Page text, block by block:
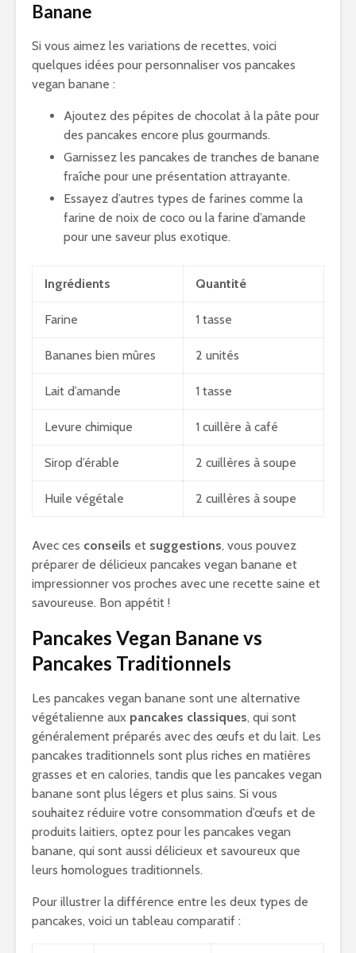
Banane
Si vous aimez les variations de recettes, voici
quelques idées pour personnaliser vos pancakes
vegan banane :
Ajoutez des pépites de chocolat à la pâte pour
des pancakes encore plus gourmands.
Garnissez les pancakes de tranches de banane
fraîche pour une présentation attrayante.
Essayez d’autres types de farines comme la
farine de noix de coco ou la farine d’amande
pour une saveur plus exotique.
Ingrédients Quantité
Farine 1 tasse
Bananes bien mûres 2 unités
Lait d’amande 1 tasse
Levure chimique 1 cuillère à café
Sirop d’érable 2 cuillères à soupe
Huile végétale 2 cuillères à soupe
Avec ces conseils et suggestions, vous pouvez
préparer de délicieux pancakes vegan banane et
impressionner vos proches avec une recette saine et
savoureuse. Bon appétit !
Pancakes Vegan Banane vs
Pancakes Traditionnels
Les pancakes vegan banane sont une alternative
végétalienne aux pancakes classiques, qui sont
généralement préparés avec des œufs et du lait. Les
pancakes traditionnels sont plus riches en matières
grasses et en calories, tandis que les pancakes vegan
banane sont plus légers et plus sains. Si vous
souhaitez réduire votre consommation d’œufs et de
produits laitiers, optez pour les pancakes vegan
banane, qui sont aussi délicieux et savoureux que
leurs homologues traditionnels.
Pour illustrer la différence entre les deux types de
pancakes, voici un tableau comparatif :